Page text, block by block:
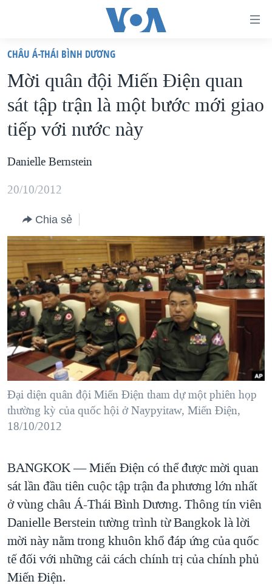
truy
cập
Tới
nội
chính
điều
hướng
chính
Đi
tới
"Tìm"
VIỆT NAM
HOA KỲ
BIỂN ĐÔNG
THẾ GIỚI
DIỄN ĐÀN
MỤC
TỰ DO BÁO CHÍ
VẠCH TRẦN TIN GIẢ
NGƯỜI VIỆT HẢI NGOẠI
ĐỜI SỐNG
KINH TẾ
KHOA HỌC
SỨC KHOẺ
VĂN HOÁ
THỂ THAO
CHUYÊN ĐỀ
CHIẾN TRANH THƯƠNG MẠI CỦA MỸ: QUÁ KHỨ VÀ HIỆN
TẠI
HÀNH TRÌNH BẦU CỬ 2024
MỘT NĂM CHIẾN TRANH TẠI DẢI GAZA
GIẢI MÃ VÀNH ĐAI & CON ĐƯỜNG
NGÀY TỊ NẠN THẾ GIỚI
GROUND ZERO – XƯA VÀ NAY
CHI PHÍ CHIẾN TRANH AFGHANISTAN
THƯỢNG ĐỈNH TRUMP-KIM TẠI VIỆT NAM
TRỊNH VĨNH BÌNH VS. CHÍNH PHỦ VIỆT NAM
NGƯ DÂN VIỆT VÀ LÀN SÓNG TRỘM HẢI SÂM
BÊN KIA QUỐC LỘ: TIẾNG VỌNG TỪ NÔNG THÔN MỸ
QUAN HỆ VIỆT MỸ
HỌC TIẾNG ANH
VIDEO
NGHE
MẠNG XÃ HỘI
Ngôn ngữ khác
CHÂU Á-THÁI BÌNH DƯƠNG
Mời quân đội Miến Điện quan
sát tập trận là một bước mới giao
tiếp với nước này
Danielle Bernstein
20/10/2012
Chia sẻ
Đại diện quân đội Miến Điện tham dự một phiên họp
thường kỳ của quốc hội ở Naypyitaw, Miến Điện,
18/10/2012
BANGKOK —Miến Điện có thể được mời quan
sát lần đầu tiên cuộc tập trận đa phương lớn nhất
ở vùng châu Á-Thái Bình Dương. Thông tín viên
Danielle Berstein tường trình từ Bangkok là lời
mời này nằm trong khuôn khổ đáp ứng của quốc
tế đối với những cải cách chính trị của chính phủ
Miến Điện.